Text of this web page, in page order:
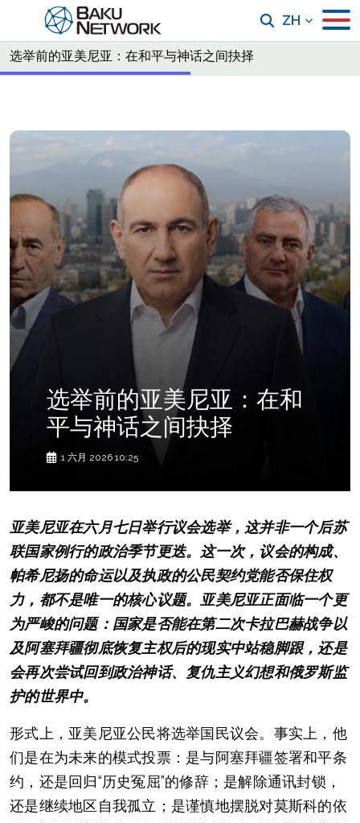
ZH
选举前的亚美尼亚：在和平与神话之间抉择
选举前的亚美尼亚：在和
平与神话之间抉择
1 六月 2026 10:25
亚美尼亚在六月七日举行议会选举，这并非一个后苏
联国家例行的政治季节更迭。这一次，议会的构成、
帕希尼扬的命运以及执政的公民契约党能否保住权
力，都不是唯一的核心议题。亚美尼亚正面临一个更
为严峻的问题：国家是否能在第二次卡拉巴赫战争以
及阿塞拜疆彻底恢复主权后的现实中站稳脚跟，还是
会再次尝试回到政治神话、复仇主义幻想和俄罗斯监
护的世界中。
形式上，亚美尼亚公民将选举国民议会。事实上，他
们是在为未来的模式投票：是与阿塞拜疆签署和平条
约，还是回归“历史冤屈”的修辞；是解除通讯封锁，
还是继续地区自我孤立；是谨慎地摆脱对莫斯科的依